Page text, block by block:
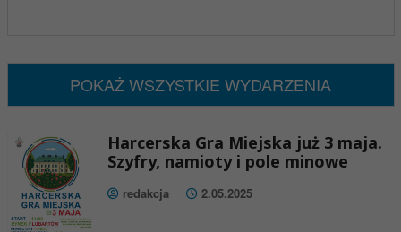
POKAŻ WSZYSTKIE WYDARZENIA
Harcerska Gra Miejska już 3 maja.
Szyfry, namioty i pole minowe
redakcja 2.05.2025